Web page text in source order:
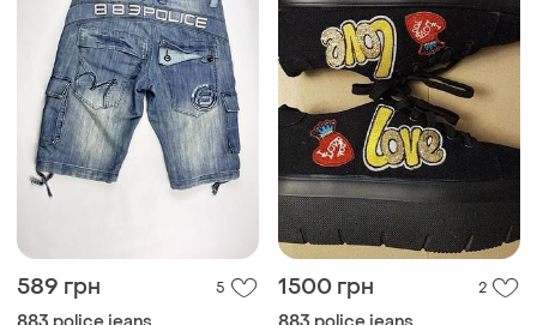
589 грн 5 1500 грн 2